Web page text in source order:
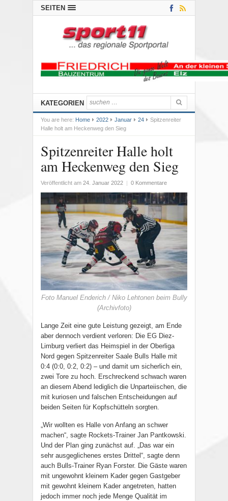
SEITEN
KATEGORIEN
You are here: Home 2022 Januar 24
Spitzenreiter
Halle holt am Heckenweg den Sieg
Spitzenreiter Halle holt
am Heckenweg den Sieg
Veröffentlicht am 24. Januar 2022 0 Kommentare
Foto Manuel Enderich / Niko Lehtonen beim Bully
(Archivfoto)
Lange Zeit eine gute Leistung gezeigt, am Ende
aber dennoch verdient verloren: Die EG Diez-
Limburg verliert das Heimspiel in der Oberliga
Nord gegen Spitzenreiter Saale Bulls Halle mit
0:4 (0:0, 0:2, 0:2) – und damit um sicherlich ein,
zwei Tore zu hoch. Erschreckend schwach waren
an diesem Abend lediglich die Unparteiischen, die
mit kuriosen und falschen Entscheidungen auf
beiden Seiten für Kopfschütteln sorgten.
„Wir wollten es Halle von Anfang an schwer
machen“, sagte Rockets-Trainer Jan Pantkowski.
Und der Plan ging zunächst auf. „Das war ein
sehr ausgeglichenes erstes Drittel“, sagte denn
auch Bulls-Trainer Ryan Forster. Die Gäste waren
mit ungewohnt kleinem Kader gegen Gastgeber
mit gewohnt kleinem Kader angetreten, hatten
jedoch immer noch jede Menge Qualität im